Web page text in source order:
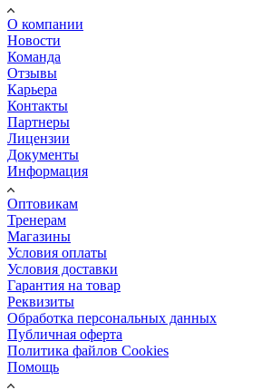
О компании
Новости
Команда
Отзывы
Карьера
Контакты
Партнеры
Лицензии
Документы
Информация
Оптовикам
Тренерам
Магазины
Условия оплаты
Условия доставки
Гарантия на товар
Реквизиты
Обработка персональных данных
Публичная оферта
Политика файлов Cookies
Помощь